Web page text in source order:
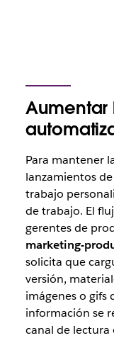
Para mantener
lanzamientos
trabajo
de trabajo. El
gerentes de
marketing-
solicita que
versión,
imágenes o gifs
información se
canal de lectura